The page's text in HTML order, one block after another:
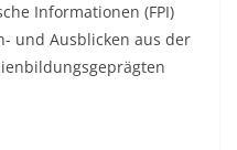
Informationen (FPI)
und Ausblicken aus der